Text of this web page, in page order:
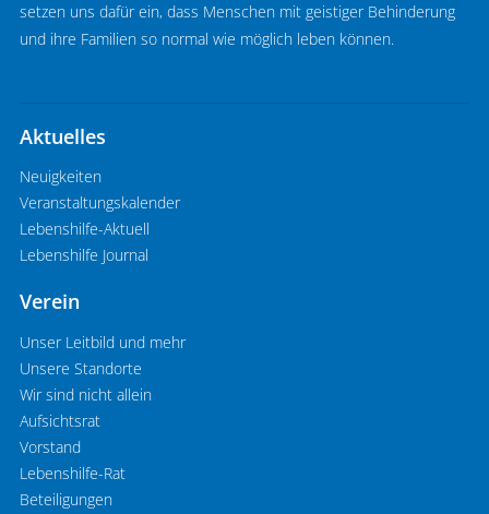
setzen uns dafür ein, dass Menschen mit geistiger Behinderung
und ihre Familien so normal wie möglich leben können.
Aktuelles
Neuigkeiten
Veranstaltungskalender
Lebenshilfe-Aktuell
Lebenshilfe Journal
Verein
Unser Leitbild und mehr
Unsere Standorte
Wir sind nicht allein
Aufsichtsrat
Vorstand
Lebenshilfe-Rat
Beteiligungen